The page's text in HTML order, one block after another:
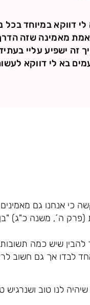
במיוחד בכל
מאמינה שזה
ישפיע עליי
בא לי דווקא
כי אנחנו גם
(פרק ה´, משנה כ"ג)
להבין שיש כמה
לבדו אך גם חשוב
לנו טוב ושנרגיש